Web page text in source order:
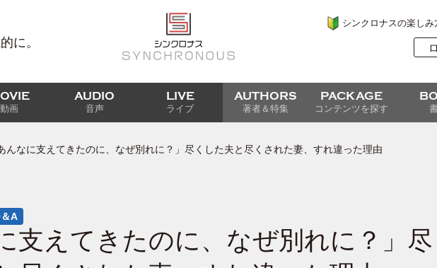
に。
シンクロナスの楽しみ
動画
AUDIO
音声
LIVE
ライブ
AUTHORS
著者＆特集
PACKAGE
コンテンツを探す
あんなに支えてきたのに、なぜ別れに？」尽くした夫と尽くされた妻、すれ違った理由
A
支えてきたのに、なぜ別れに？」尽